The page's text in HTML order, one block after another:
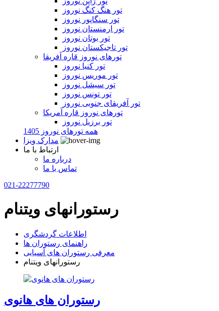
تور هنگ کنگ نوروز
تور سنگاپور نوروز
تور ارمنستان نوروز
تور بوتان نوروز
تور تاجیکستان نوروز
تورهای نوروز قاره آفریقا
تور کنیا نوروز
تور موریس نوروز
تور سیشل نوروز
تور تونس نوروز
تور آفریقای جنوبی نوروز
تورهای نوروز قاره آمریکا
تور برزیل نوروز
همه تورهای نوروز 1405
مدارک ویزا
ارتباط با ما
درباره ما
تماس با ما
021-22277790
رستورانهای ویتنام
اطلاعات گردشگری
راهنمای رستوران ها
معرفی رستوران های آسیایی
رستورانهای ویتنام
رستوران های هانوی